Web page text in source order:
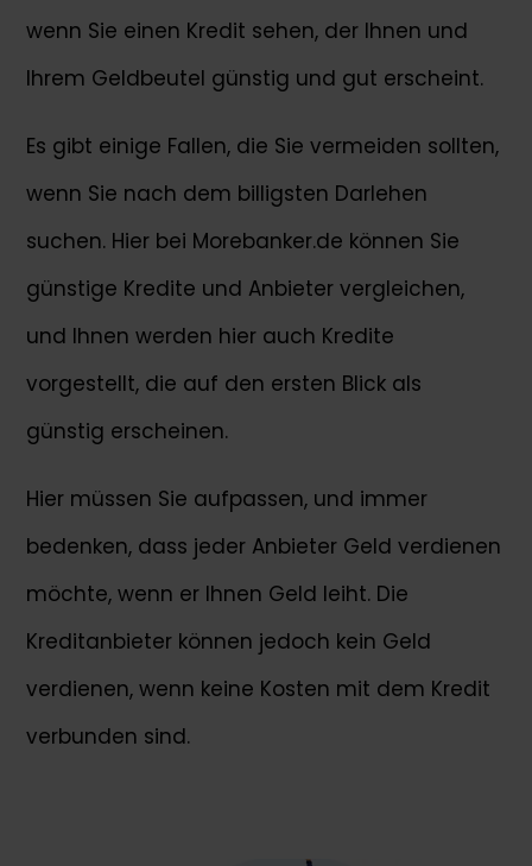
wenn Sie einen Kredit sehen, der Ihnen und
Ihrem Geldbeutel günstig und gut erscheint.
Es gibt einige Fallen, die Sie vermeiden sollten,
wenn Sie nach dem billigsten Darlehen
suchen. Hier bei Morebanker.de können Sie
günstige Kredite und Anbieter vergleichen,
und Ihnen werden hier auch Kredite
vorgestellt, die auf den ersten Blick als
günstig erscheinen.
Hier müssen Sie aufpassen, und immer
bedenken, dass jeder Anbieter Geld verdienen
möchte, wenn er Ihnen Geld leiht. Die
Kreditanbieter können jedoch kein Geld
verdienen, wenn keine Kosten mit dem Kredit
verbunden sind.